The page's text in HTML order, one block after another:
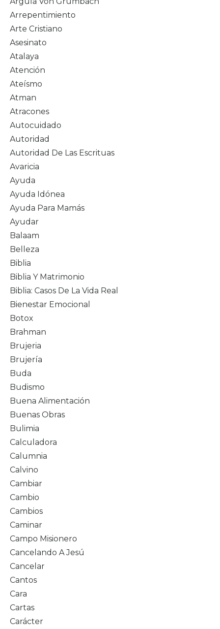
Arrepentimiento
Arte Cristiano
Asesinato
Atalaya
Atención
Ateísmo
Atman
Atracones
Autocuidado
Autoridad
Autoridad De Las Escrituas
Avaricia
Ayuda
Ayuda Idónea
Ayuda Para Mamás
Ayudar
Balaam
Belleza
Biblia
Biblia Y Matrimonio
Biblia: Casos De La Vida Real
Bienestar Emocional
Botox
Brahman
Brujeria
Brujería
Buda
Budismo
Buena Alimentación
Buenas Obras
Bulimia
Calculadora
Calumnia
Calvino
Cambiar
Cambio
Cambios
Caminar
Campo Misionero
Cancelando A Jesú
Cancelar
Cantos
Cara
Cartas
Carácter